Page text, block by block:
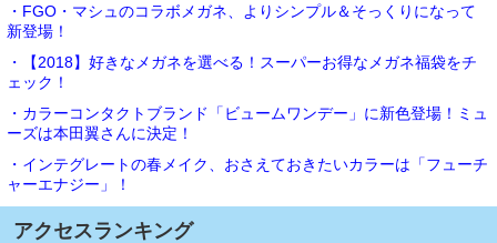
・FGO・マシュのコラボメガネ、よりシンプル＆そっくりになって
新登場！
・【2018】好きなメガネを選べる！スーパーお得なメガネ福袋をチ
ェック！
・カラーコンタクトブランド「ビュームワンデー」に新色登場！ミュ
ーズは本田翼さんに決定！
・インテグレートの春メイク、おさえておきたいカラーは「フューチ
ャーエナジー」！
アクセスランキング